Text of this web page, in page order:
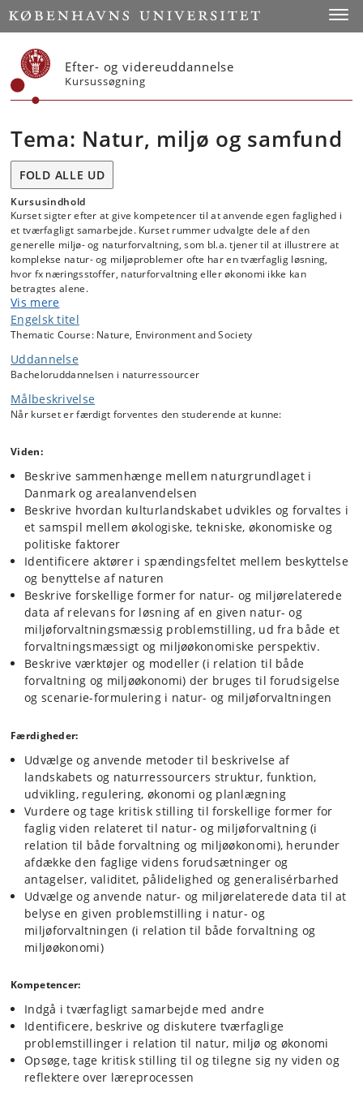
Start
Efter- og videreuddannelse
Kursussøgning
Tema: Natur, miljø og samfund
FOLD ALLE UD
Kursusindhold
Kurset sigter efter at give kompetencer til at anvende egen faglighed i
et tværfagligt samarbejde. Kurset rummer udvalgte dele af den
generelle miljø- og naturforvaltning, som bl.a. tjener til at illustrere at
komplekse natur- og miljøproblemer ofte har en tværfaglig løsning,
hvor fx næringsstoffer, naturforvaltning eller økonomi ikke kan
betragtes alene.
Kursets giver deltagerne et overblik over den danske natur- og
miljøforvaltning og en erkendelse af den indbyrdes påvirkning imellem
natur, miljø og samfund. Med forvaltning forstås tilvejebringelse af
beslutningsgrundlag (konkret viden/data), tolkning og præsentation af
data, afvejning i forhold til interesser og (miljø-)økonomi, planlægning,
opstilling af scenarier, formulering af opfølgningsforanstaltninger.
Kurset består af udvalgte temaer, der gennem forelæsninger og
miljø, ud fra både et forvaltningsmæssigt og miljøøkonomisk
tværfagligt projektarbejde. Hertil kommer journal clubs hvor udvalgte
videnskabelige artikler nærlæses og gennemgås.
De enkelte temaer beskæftiger sig med samfundsmæssige
udfordringer. De kan variere fra år til år, men eksempler på temaer
kan være: Fremtidens landbrug, energi i fremtidens samfund,
naturbeskyttelse, klimaforandring, kystsikring m.m.
Kurset behandler i stor udstrækning bæredygtighed inden for
Verdensmål:
7 Bæredygtig energi
12 Ansvarligt forbrug og produktion
13 Klimaindsats
14 Livet i havet
15 Livet på land
Digitalisering indgår i kurset ifm.:
Datahåndtering ifm. indsamling og håndtering af
empirisk data (kvalitative data)
Teknologisk forståelse ifm. digitale teknologier inden for
de underviste temaer
Digital informationsindsamling ifm. litteratursøgning
Vis mere
Engelsk titel
Thematic Course: Nature, Environment and Society
Uddannelse
Bacheloruddannelsen i naturressourcer
Målbeskrivelse
Når kurset er færdigt forventes den studerende at kunne:
Viden:
Beskrive sammenhænge mellem naturgrundlaget i
Danmark og arealanvendelsen
Beskrive hvordan kulturlandskabet udvikles og forvaltes i
et samspil mellem økologiske, tekniske, økonomiske og
politiske faktorer
Identificere aktører i spændingsfeltet mellem beskyttelse
og benyttelse af naturen
Beskrive forskellige former for natur- og miljørelaterede
data af relevans for løsning af en given natur- og
miljøforvaltningsmæssig problemstilling, ud fra både et
forvaltningsmæssigt og miljøøkonomiske perspektiv.
Beskrive værktøjer og modeller (i relation til både
forvaltning og miljøøkonomi) der bruges til forudsigelse
og scenarie-formulering i natur- og miljøforvaltningen
Færdigheder:
Udvælge og anvende metoder til beskrivelse af
landskabets og naturressourcers struktur, funktion,
udvikling, regulering, økonomi og planlægning
Vurdere og tage kritisk stilling til forskellige former for
faglig viden relateret til natur- og miljøforvaltning (i
relation til både forvaltning og miljøøkonomi), herunder
afdække den faglige videns forudsætninger og
antagelser, validitet, pålidelighed og generalisérbarhed
Udvælge og anvende natur- og miljørelaterede data til at
belyse en given problemstilling i natur- og
miljøforvaltningen (i relation til både forvaltning og
miljøøkonomi)
Kompetencer:
Indgå i tværfagligt samarbejde med andre
Identificere, beskrive og diskutere tværfaglige
problemstillinger i relation til natur, miljø og økonomi
Opsøge, tage kritisk stilling til og tilegne sig ny viden og
reflektere over læreprocessen